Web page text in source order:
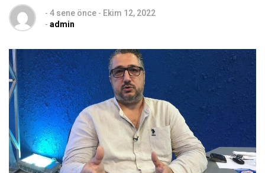
- 4 sene önce - Ekim 12, 2022
- admin